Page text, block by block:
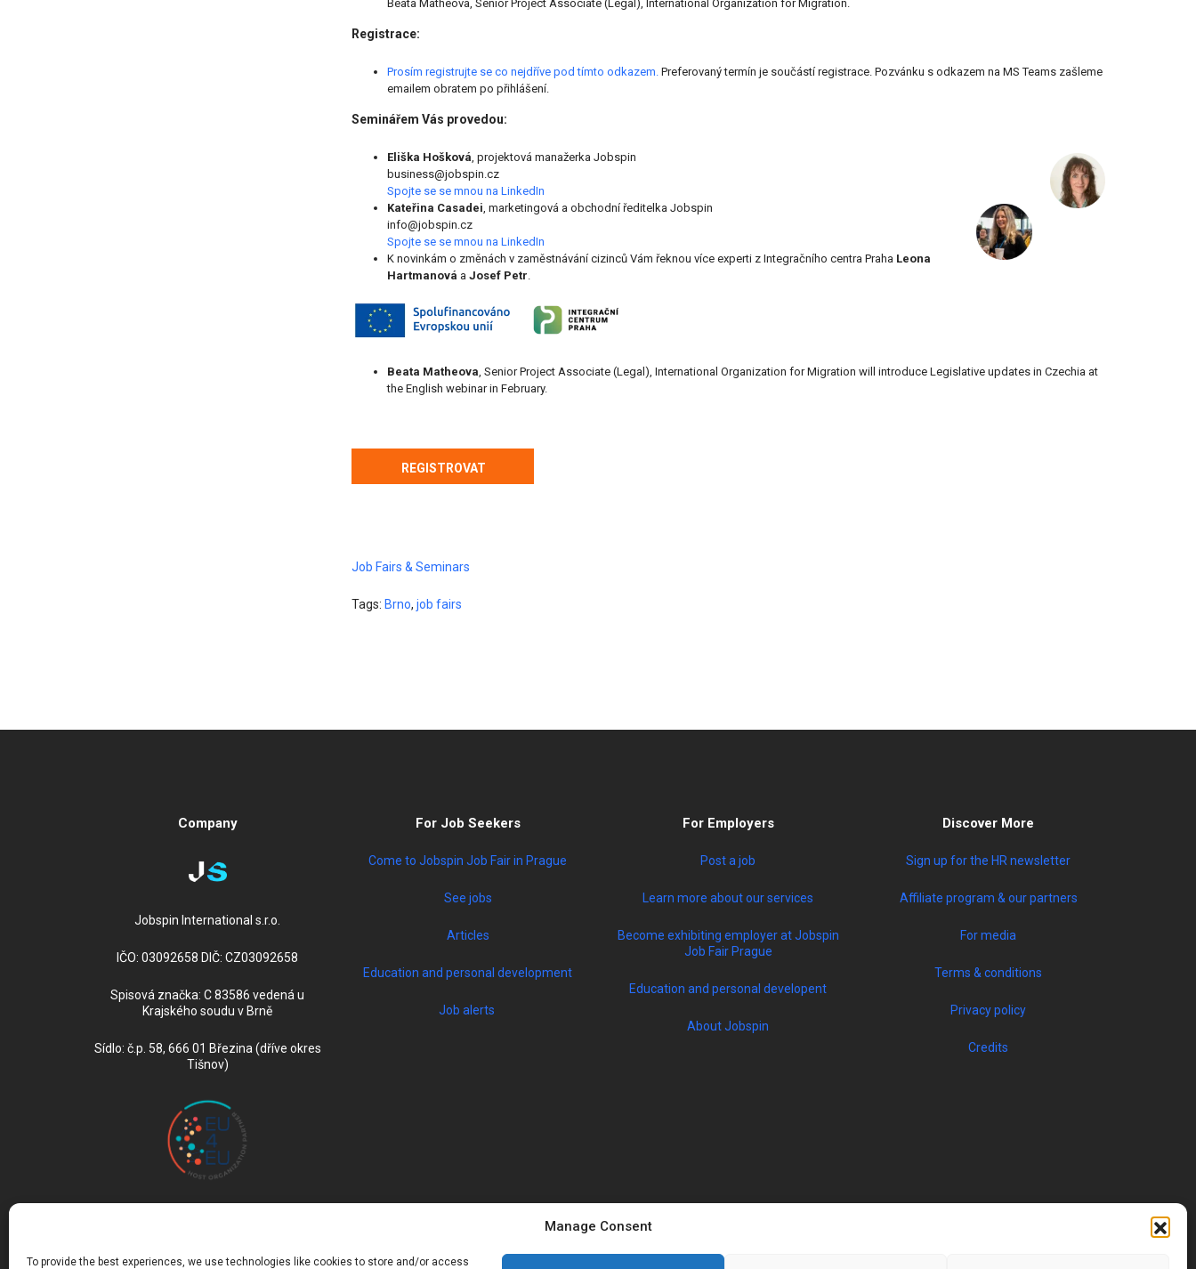
Manage Consent
To provide the best experiences, we use technologies like cookies to store and/or access
Beata Matheova, Senior Project Associate (Legal), International Organization for Migration.
Registrace:
Prosím registrujte se co nejdříve pod tímto odkazem.Preferovaný termín je součástí registrace. Pozvánku s odkazem na MS Teams zašleme
emailem obratem po přihlášení.
Seminářem Vás provedou:
Eliška Hošková, projektová manažerka Jobspin
business@jobspin.cz
Spojte se se mnou na LinkedIn
Kateřina Casadei, marketingová a obchodní ředitelka Jobspin
info@jobspin.cz
Spojte se se mnou na LinkedIn
K novinkám o změnách v zaměstnávání cizinců Vám řeknou více experti z Integračního centra Praha Leona
Hartmanová a Josef Petr.
Beata Matheova , Senior Project Associate (Legal), International Organization for Migration will introduce Legislative updates in Czechia at
the English webinar in February.
REGISTROVAT
Job Fairs & Seminars
Tags: Brno, job fairs
Company
Jobspin International s.r.o.
IČO: 03092658 DIČ: CZ03092658
Spisová značka: C 83586 vedená u
Krajského soudu v Brně
Sídlo: č.p. 58, 666 01 Březina (dříve okres
Tišnov)
For Job Seekers
Come to Jobspin Job Fair in Prague
See jobs
Articles
Education and personal development
Job alerts
For Employers
Post a job
Learn more about our services
Become exhibiting employer at Jobspin
Job Fair Prague
Education and personal developent
About Jobspin
Discover More
Sign up for the HR newsletter
Affiliate program & our partners
For media
Terms & conditions
Privacy policy
Credits